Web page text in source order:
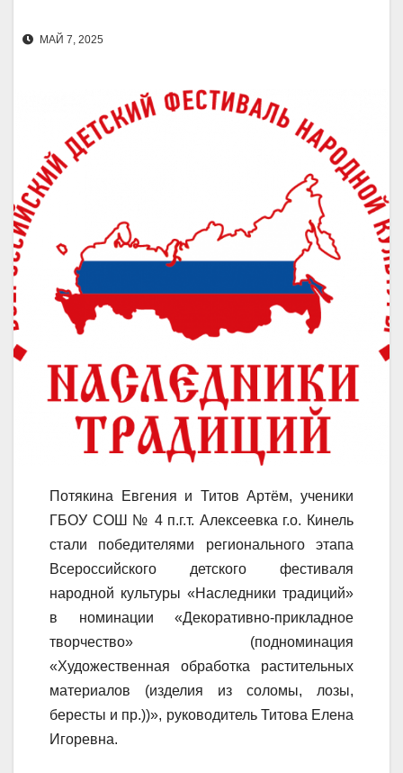
МАЙ 7, 2025
Потякина Евгения и Титов Артём, ученики
ГБОУ СОШ № 4 п.г.т. Алексеевка г.о. Кинель
стали победителями регионального этапа
Всероссийского детского фестиваля
народной культуры «Наследники традиций»
в номинации «Декоративно-прикладное
творчество» (подноминация
«Художественная обработка растительных
материалов (изделия из соломы, лозы,
бересты и пр.))», руководитель Титова Елена
Игоревна.